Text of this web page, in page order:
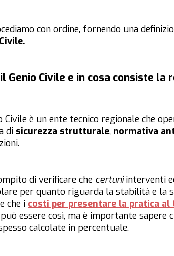
con ordine, fornendo una
il Genio Civile e in cosa consiste
Civile è un ente tecnico regionale che
di sicurezza strutturale, normativa
di verificare che certuniinterventi
per quanto riguarda la stabilità e la
che i costi per presentare la pratica al
essere così, ma è importante sapere
calcolate in percentuale.